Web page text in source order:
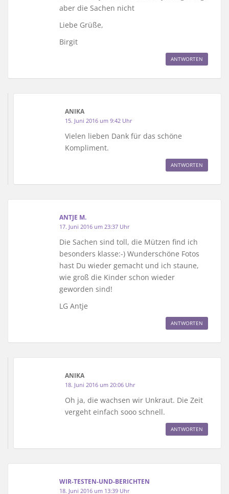
aber die Sachen nicht
Liebe Grüße,
Birgit
ANTWORTEN
ANIKA
15. Juni 2016 um 9:42 Uhr
Vielen lieben Dank für das schöne
Kompliment.
ANTWORTEN
ANTJE M.
17. Juni 2016 um 23:37 Uhr
Die Sachen sind toll, die Mützen find ich
besonders klasse:-) Wunderschöne Fotos
hast Du wieder gemacht und ich staune,
wie groß die Kinder schon wieder
geworden sind!
LG Antje
ANTWORTEN
ANIKA
18. Juni 2016 um 20:06 Uhr
Oh ja, die wachsen wir Unkraut. Die Zeit
vergeht einfach sooo schnell.
ANTWORTEN
WIR-TESTEN-UND-BERICHTEN
18. Juni 2016 um 13:39 Uhr